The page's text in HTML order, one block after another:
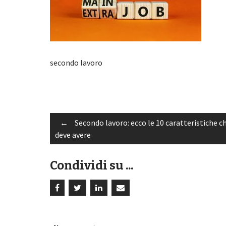
secondo lavoro
Post
navigation
←
Secondo lavoro: ecco le 10 caratteristiche
deve avere
Condividi su ...